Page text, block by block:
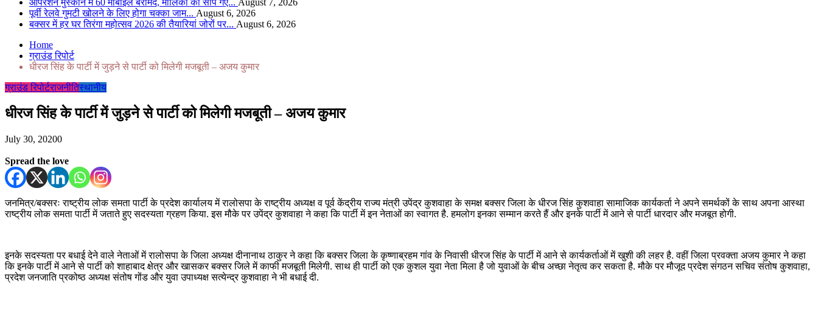
ऑपरेशन मुस्कान में 60 मोबाइल बरामद, मालिकों को सौंपे गए... August 7, 2026
पूर्वी रेलवे गुमटी खोलने के लिए होगा चक्का जाम... August 6, 2026
बक्सर में हर घर तिरंगा महोत्सव 2026 की तैयारियां जोरों पर... August 6, 2026
Home
ग्राउंड रिपोर्ट
धीरज सिंह के पार्टी में जुड़ने से पार्टी को मिलेगी मजबूती – अजय कुमार
ग्राउंड रिपोर्टराजनीतिस्थानीय
धीरज सिंह के पार्टी में जुड़ने से पार्टी को मिलेगी मजबूती – अजय कुमार
July 30, 20200
Spread the love
जनमित्र/बक्सरः राष्ट्रीय लोक समता पार्टी के प्रदेश कार्यालय में रालोसपा के राष्ट्रीय अध्यक्ष व पूर्व केंद्रीय राज्य मंत्री उपेंद्र कुशवाहा के समक्ष बक्सर जिला के धीरज सिंह कुशवाहा सामाजिक कार्यकर्ता ने अपने समर्थकों के साथ अपना आस्था
राष्ट्रीय लोक समता पार्टी में जताते हुए सदस्यता ग्रहण किया. इस मौके पर उपेंद्र कुशवाहा ने कहा कि पार्टी में इन नेताओं का स्वागत है. हमलोग इनका सम्मान करते हैं और इनके पार्टी में आने से पार्टी धारदार और मजबूत होगी.
इनके सदस्यता पर बधाई देने वाले नेताओं में रालोसपा के जिला अध्यक्ष दीनानाथ ठाकुर ने कहा कि बक्सर जिला के कृष्णाब्रहम गांव के निवासी धीरज सिंह के पार्टी में आने से कार्यकर्ताओं में खुशी की लहर है. वहीं जिला प्रवक्ता अजय कुमार ने कहा
कि इनके पार्टी में आने से पार्टी को शाहाबाद क्षेत्र और खासकर बक्सर जिले में काफी मजबूती मिलेगी. साथ ही पार्टी को एक कुशल युवा नेता मिला है जो युवाओं के बीच अच्छा नेतृत्व कर सकता है. मौके पर मौजूद प्रदेश संगठन सचिव संतोष कुशवाहा,
प्रदेश जनजाति प्रकोष्ठ अध्यक्ष संतोष गोंड और युवा उपाध्यक्ष सत्येन्द्र कुशवाहा ने भी बधाई दी.